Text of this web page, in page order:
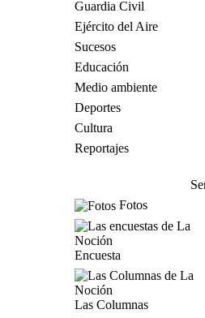
Guardia Civil
Ejército del Aire
Sucesos
Educación
Medio ambiente
Deportes
Cultura
Reportajes
Fotos
Encuesta
Las Columnas